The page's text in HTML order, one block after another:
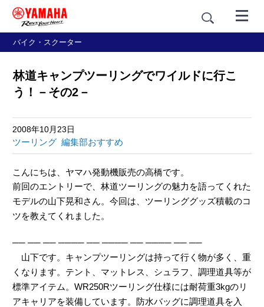
バイク・スクーター
林道キャンプツーリングでワイルドに行こ
う！－その2－
2008年10月23日
ツーリング 編集部おすすめ
こんにちは、ヤマハ発動機販売の高橋です。
前回のエントリーで、林道ツーリングの魅力を語ってくれた
モデルの山下晃和さん。今回は、ツーリンググッズ積載のコ
ツを教えてくれました。
── ── ── ──── ── ──── ── ──── ── ──
山下です。キャンプツーリングは持って行く物が多く、重
くなります。テント、マットレス、シュラフ、調理道具等が
標準アイテム。WR250Rツーリング仕様には耐荷重3kgのリ
アキャリアを装備しています。防水バッグに調理道具を入